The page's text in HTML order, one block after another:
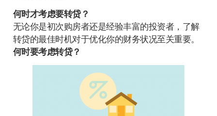
何时才考虑要转贷？
无论你是初次购房者还是经验丰富的投资者，了解
转贷的最佳时机对于优化你的财务状况至关重要。
何时要考虑转贷？